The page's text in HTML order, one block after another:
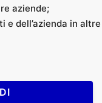
aziende;
e dell’azienda in altre